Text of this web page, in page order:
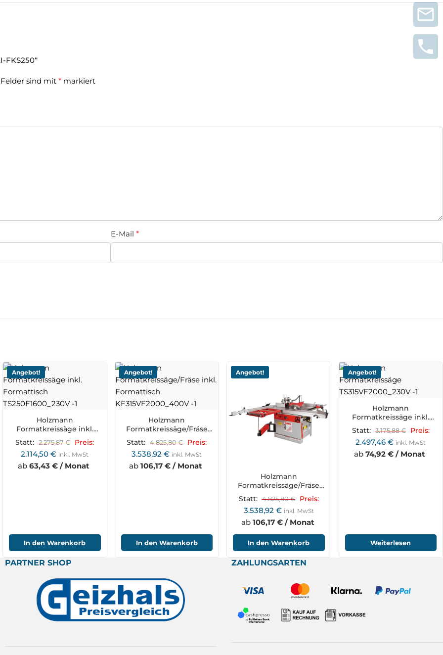
FKS250“
sind mit * markiert
E-Mail *
Angebot!
Holzmann
Formatkreissäge inkl.
Formattisch
TS250F1600_230V
Statt: 2.275,87€ Preis:
2.114,50€ inkl. MwSt
ab63,43 € / Monat
In den Warenkorb
Angebot!
Holzmann
Formatkreissäge/Fräse
inkl. Formattisch
KF315VF2000_400V
Statt: 4.825,80€ Preis:
3.538,92€ inkl. MwSt
ab106,17 € / Monat
In den Warenkorb
Angebot!
Holzmann
Formatkreissäge/Fräse
KF315VF2000_230V
Statt: 4.825,80€ Preis:
3.538,92 € inkl. MwSt
ab 106,17 € / Monat
In den Warenkorb
Angebot!
Holzmann
Formatkreissäge inkl.
Formattisch
TS315VF2000_230V
Statt: 3.175,88€ Preis:
2.497,46€ inkl. MwSt
ab74,92 € / Monat
Weiterlesen
PARTNER SHOP ZAHLUNGSARTEN